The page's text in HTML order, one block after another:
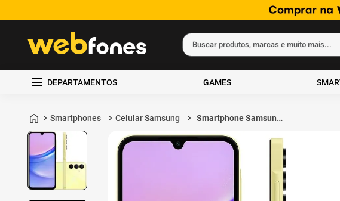
Buscar produtos, marcas e muito
DEPARTAMENTOS GAMES
Smartphones Celular Samsung
Smartphone Samsung
de RAM Verde Claro
Termos mais buscados
2º
gift card
3º
ps4
smartphone